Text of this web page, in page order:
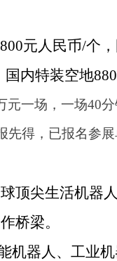
元人民币/个
国内特装空地
元一场，一场40
先得，已报名参展
顶尖生活机器
桥梁。
机器人、工业